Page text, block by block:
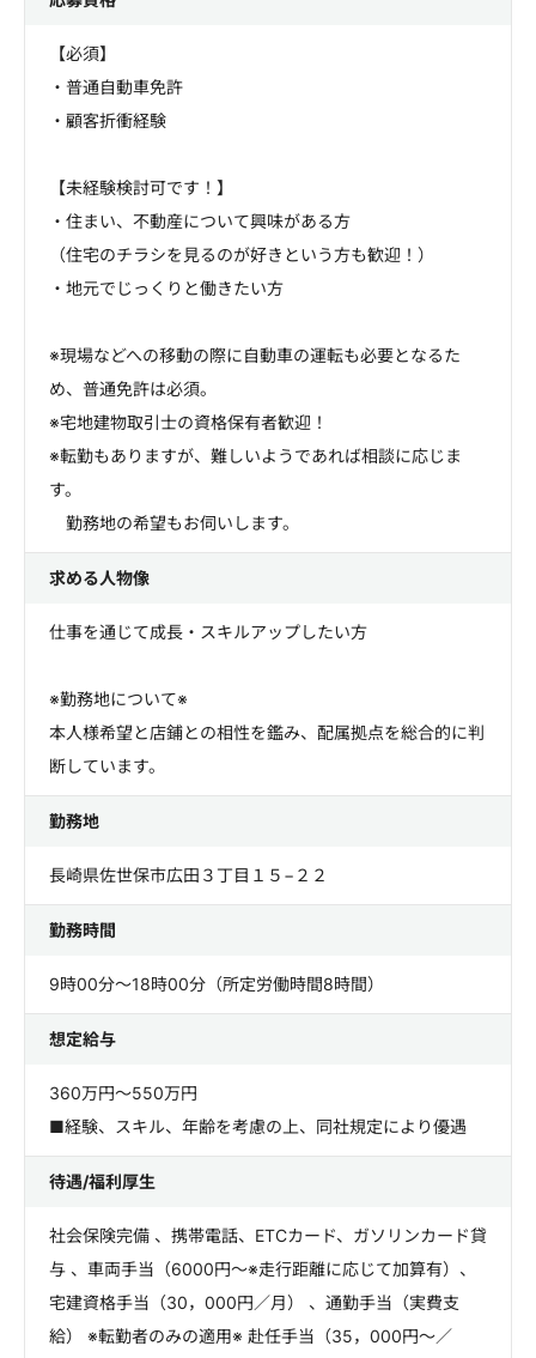
【必須】
・普通自動車免許
・顧客折衝経験
【未経験検討可です！】
・住まい、不動産について興味がある方
（住宅のチラシを見るのが好きという方も歓迎！）
・地元でじっくりと働きたい方
※現場などへの移動の際に自動車の運転も必要となるた
め、普通免許は必須。
※宅地建物取引士の資格保有者歓迎！
※転勤もありますが、難しいようであれば相談に応じま
す。
勤務地の希望もお伺いします。
求める人物像
仕事を通じて成長・スキルアップしたい方
※勤務地について※
本人様希望と店鋪との相性を鑑み、配属拠点を総合的に判
断しています。
勤務地
長崎県佐世保市広田３丁目１５−２２
勤務時間
9時00分～18時00分（所定労働時間8時間）
想定給与
360万円～550万円
■経験、スキル、年齢を考慮の上、同社規定により優遇
待遇/福利厚生
社会保険完備 、携帯電話、ETCカード、ガソリンカード貸
与 、車両手当（6000円～※走行距離に応じて加算有）、
宅建資格手当（30，000円／月） 、通勤手当（実費支
給） ※転勤者のみの適用※ 赴任手当（35，000円～／